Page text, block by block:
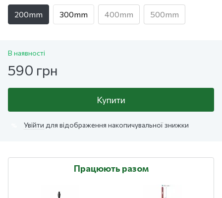
200mm 300mm 400mm 500mm
В наявності
590 грн
Купити
Увійти для відображення накопичувальної знижки
Працюють разом